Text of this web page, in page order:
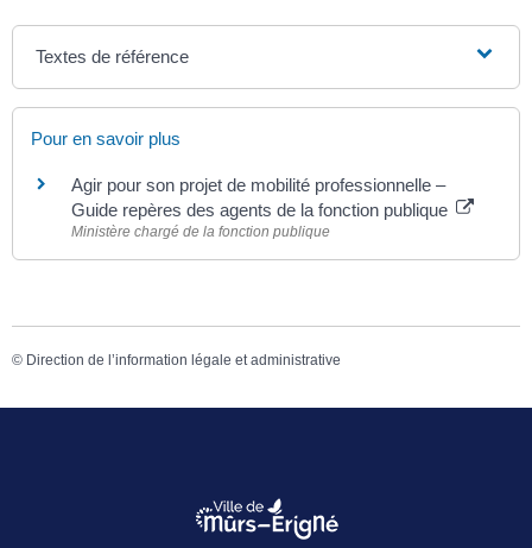
Textes de référence
Pour en savoir plus
Agir pour son projet de mobilité professionnelle –
Guide repères des agents de la fonction publique
Ministère chargé de la fonction publique
© Direction de l’information légale et administrative